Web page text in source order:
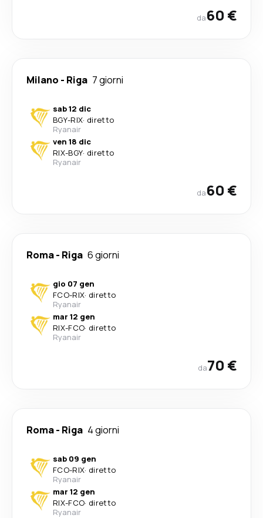
da60 €
Milano - Riga 7 giorni
sab 12 dic
BGY-RIX· diretto
Ryanair
ven 18 dic
RIX-BGY· diretto
Ryanair
da60 €
Roma- Riga 6 giorni
gio 07 gen
FCO-RIX· diretto
Ryanair
mar 12 gen
RIX-FCO· diretto
Ryanair
da70 €
Roma- Riga 4 giorni
sab 09 gen
FCO-RIX· diretto
Ryanair
mar 12 gen
RIX-FCO· diretto
Ryanair